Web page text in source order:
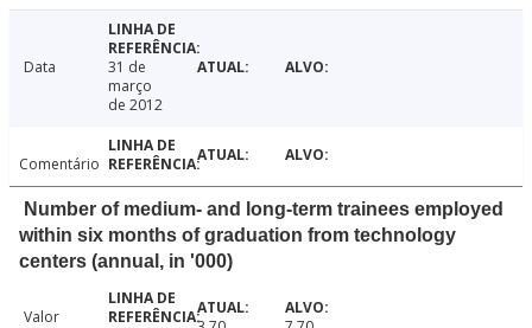
Data
31 de
março
de 2012
Comentário
Number of medium- and long-term trainees employed
within six months of graduation from technology
centers (annual, in '000)
Valor